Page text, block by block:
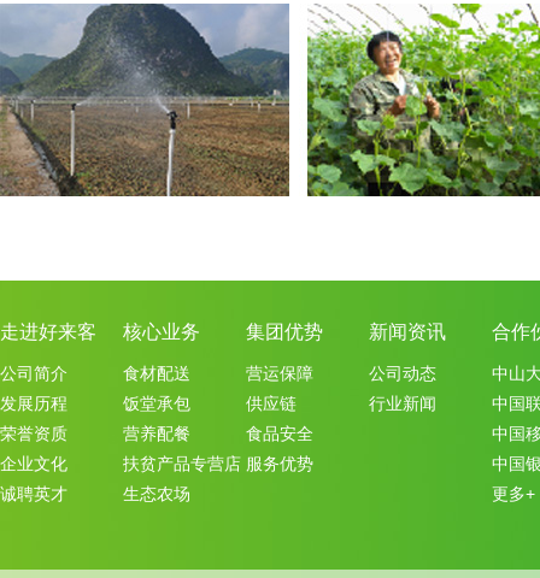
走进好来客
公司简介
发展历程
荣誉资质
企业文化
诚聘英才
核心业务
食材配送
饭堂承包
营养配餐
扶贫产品专营店
生态农场
集团优势
营运保障
供应链
食品安全
服务优势
新闻资讯
公司动态
行业新闻
合作
中山
中国
中国
中国
更多+